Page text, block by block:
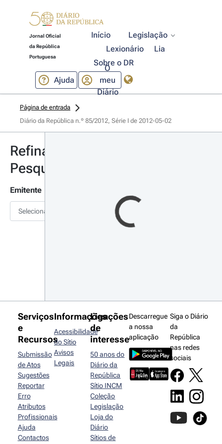
Jornal Oficial
da República
Portuguesa
Início
Legislação
Lexionário
Lia
Sobre o DR
Ajuda
O
meu
Diário
Página de entrada
Diário da República n.º 85/2012, Série I de 2012-05-02
Refinar
Pesquisa
Emitente
Selecionar
Serviços
e
Recursos
Submissão
de Atos
Sugestões
Reportar
Erro
Atributos
Profissionais
Ajuda
Contactos
Informações
Acessibilidade
do Sítio
Avisos
Legais
Ligações
de
interesse
50 anos do
Diário da
República
Sítio INCM
Coleção
Legislação
Loja do
Diário
Sítios de
Descarregue
a nossa
aplicação
Siga o Diário
da
República
nas redes
sociais